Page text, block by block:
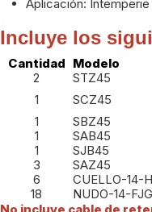
Aplicación:
Incluye los
Cantidad Modelo
2
STZ45
1
SCZ45
1
SBZ45
1
SAB45
1
SJB45
3
SAZ45
6
CUELLO-14-
18
NUDO-14-FJG